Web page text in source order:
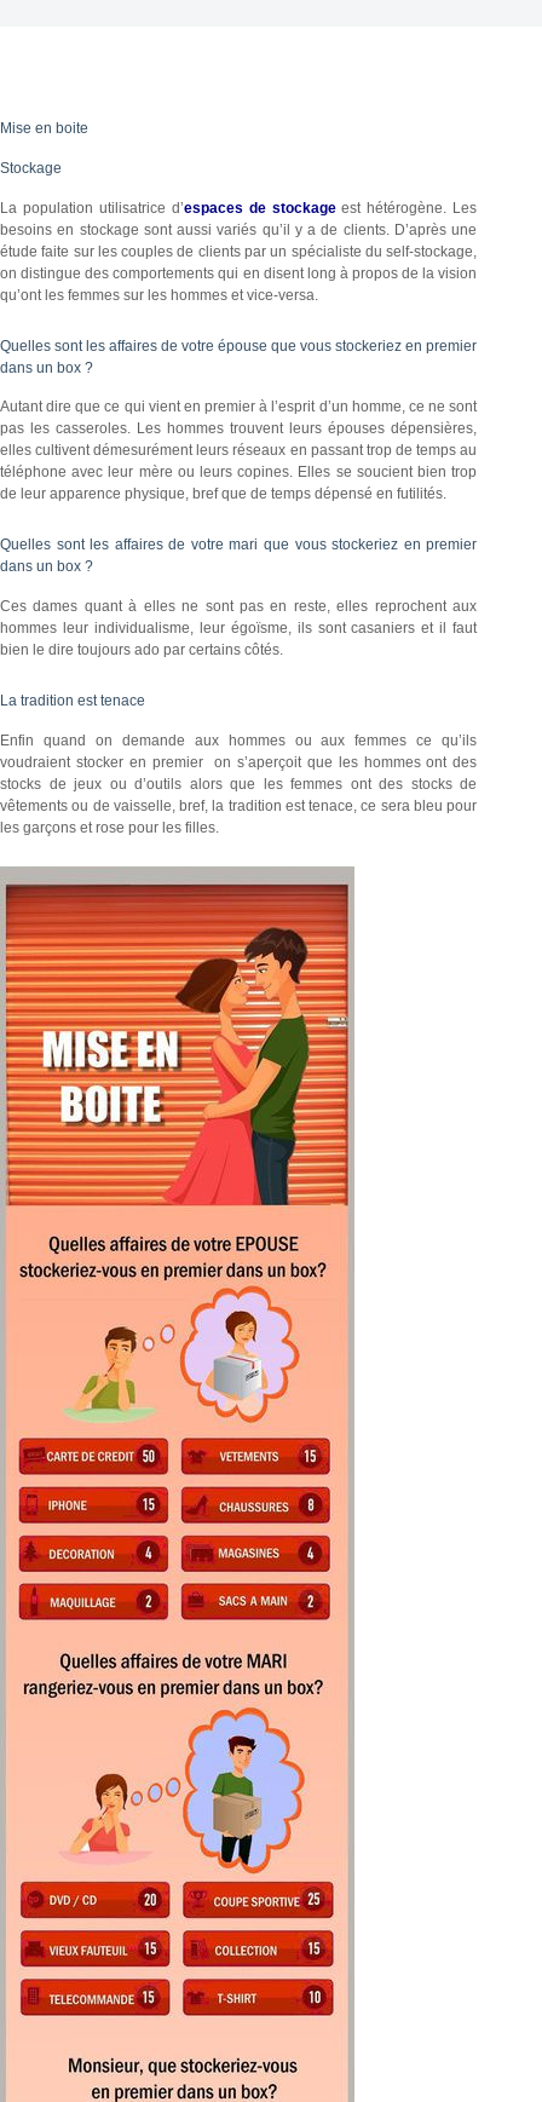
Mise en boite
Stockage
La population utilisatrice d’espaces de stockageest hétérogène. Les
besoins en stockage sont aussi variés qu’il y a de clients. D’après une
étude faite sur les couples de clients par un spécialiste du self-stockage,
on distingue des comportements qui en disent long à propos de la vision
qu’ont les femmes sur les hommes et vice-versa.
Quelles sont les affaires de votre épouse que vous stockeriez en premier
dans un box ?
Autant dire que ce qui vient en premier à l’esprit d’un homme, ce ne sont
pas les casseroles. Les hommes trouvent leurs épouses dépensières,
elles cultivent démesurément leurs réseaux en passant trop de temps au
téléphone avec leur mère ou leurs copines. Elles se soucient bien trop
de leur apparence physique, bref que de temps dépensé en futilités.
Quelles sont les affaires de votre mari que vous stockeriez en premier
dans un box ?
Ces dames quant à elles ne sont pas en reste, elles reprochent aux
hommes leur individualisme, leur égoïsme, ils sont casaniers et il faut
bien le dire toujours ado par certains côtés.
La tradition est tenace
Enfin quand on demande aux hommes ou aux femmes ce qu’ils
voudraient stocker en premier on s’aperçoit que les hommes ont des
stocks de jeux ou d’outils alors que les femmes ont des stocks de
vêtements ou de vaisselle, bref, la tradition est tenace, ce sera bleu pour
les garçons et rose pour les filles.